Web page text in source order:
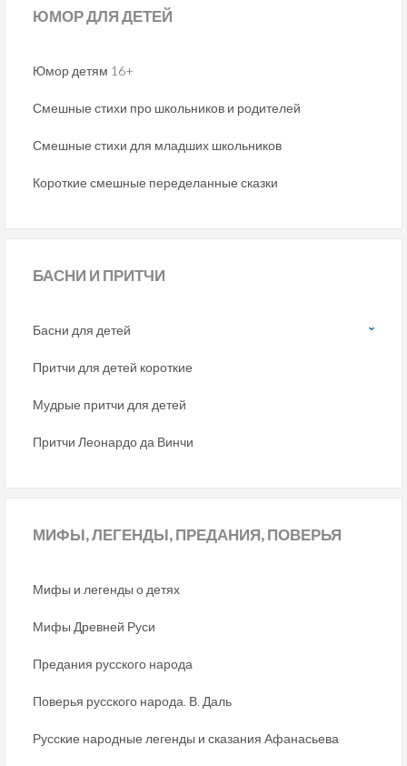
ЮМОРДЛЯ ДЕТЕЙ
Юмор детям 16+
Смешные стихи про школьников и родителей
Смешные стихи для младших школьников
Короткие смешные переделанные сказки
БАСНИ И ПРИТЧИ
Басни для детей
Притчи для детей короткие
Мудрые притчи для детей
Притчи Леонардо да Винчи
МИФЫ,ЛЕГЕНДЫ, ПРЕДАНИЯ, ПОВЕРЬЯ
Мифы и легенды о детях
Мифы Древней Руси
Предания русского народа
Поверья русского народа. В. Даль
Русские народные легенды и сказания Афанасьева